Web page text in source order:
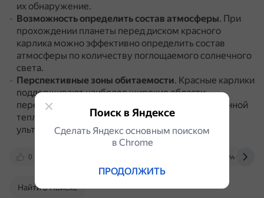
их обнаружение.
Возможность определить состав атмосферы. При
прохождении планеты перед диском красного
карлика можно эффективно определить состав
атмосферы по количеству поглощаемого солнечного
света.
Перспективные зоны обитаемости. Красные карлики
поддерживают наиболее широкие области
пересечения двух зон обитаемости — традиционной
тепловой и предложенной учёными
ультрафиолетовой.
0
Найти в Поиске
Поиск в Яндексе
Сделать Яндекс основным поиском
в Сhrome
ПРОДОЛЖИТЬ